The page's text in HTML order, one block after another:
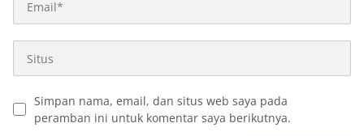
Simpan nama, email, dan situs web saya pada
peramban ini untuk komentar saya berikutnya.